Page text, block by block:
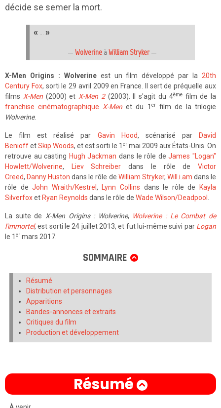
décide se semer la mort.
« … »
— Wolverineà William Stryker—
X-Men Origins : Wolverineest un film développé par la20th
Century Fox, sorti le 29 avril 2009 en France. Il sert de préquelle aux
films X-Men(2000) etX-Men 2(2003). Il s'agit du 4èmefilm de la
franchise cinématographiqueX-Men et du 1 erfilm de la trilogie
Wolverine.
Le film est réalisé par Gavin Hood, scénarisé par
David
BenioffetSkip Woods, et est sorti le 1 ermai 2009 aux États-Unis. On
retrouve au casting Hugh Jackman dans le rôle deJames "Logan"
Howlett/Wolverine, Liev Schreiber dans le rôle deVictor
Creed, Danny Huston dans le rôle de William Stryker, Will.i.am dans le
rôle deJohn Wraith/Kestrel , Lynn Collins dans le rôle de
Kayla
Silverfoxet Ryan Reynolds dans le rôle de Wade Wilson/Deadpool .
La suite de X-Men Origins : Wolverine, Wolverine : Le Combat de
l'immortel, est sorti le 24 juillet 2013, et fut lui-même suivi par Logan
le 1 er mars 2017.
SOMMAIRE
Résumé
Distribution et personnages
Apparitions
Bandes-annonces et extraits
Critiques du film
Production et développement
Résumé